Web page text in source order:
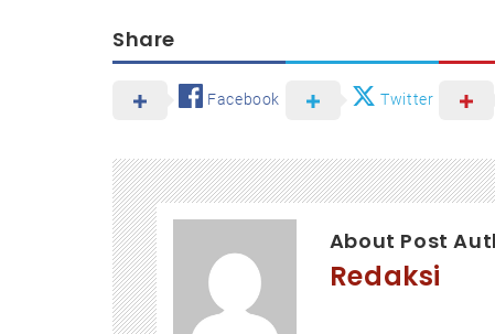
Share
Facebook Twitter
About Post
Redaksi